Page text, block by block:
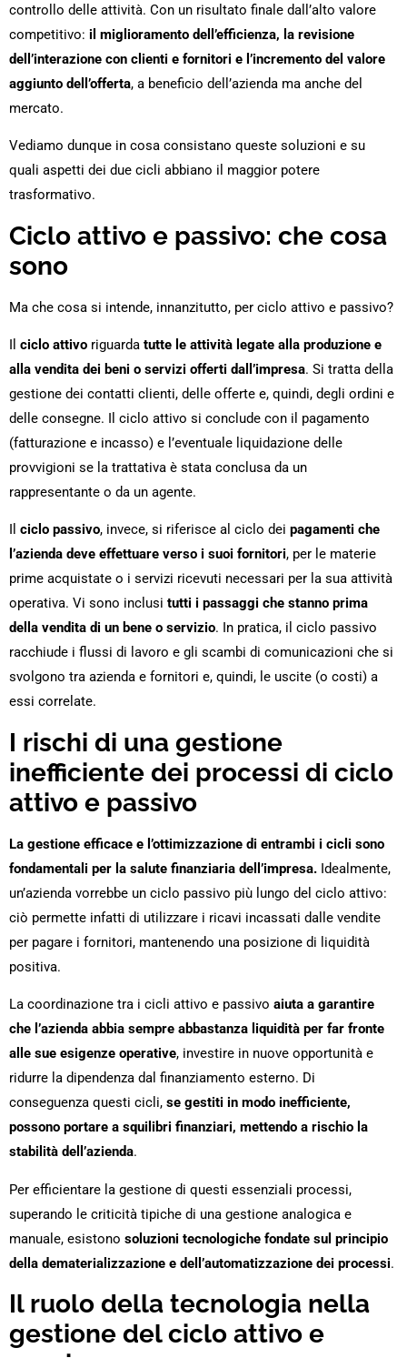
controllo delle attività. Con un risultato finale dall’alto valore
competitivo: il miglioramento dell’efficienza, la revisione
dell’interazione con clienti e fornitori e l’incremento del valore
aggiunto dell’offerta, a beneficio dell’azienda ma anche del
mercato.
Vediamo dunque in cosa consistano queste soluzioni e su
quali aspetti dei due cicli abbiano il maggior potere
trasformativo.
Ciclo attivo e passivo: che cosa
sono
Ma che cosa si intende, innanzitutto, per ciclo attivo e passivo?
Il ciclo attivo riguarda tutte le attività legate alla produzione e
alla vendita dei beni o servizi offerti dall’impresa. Si tratta della
gestione dei contatti clienti, delle offerte e, quindi, degli ordini e
delle consegne. Il ciclo attivo si conclude con il pagamento
(fatturazione e incasso) e l’eventuale liquidazione delle
provvigioni se la trattativa è stata conclusa da un
rappresentante o da un agente.
ciclo passivo, invece, si riferisce al ciclo dei pagamenti che
l’azienda deve effettuare verso i suoi fornitori, per le materie
prime acquistate o i servizi ricevuti necessari per la sua attività
operativa. Vi sono inclusi tutti i passaggi che stanno prima
della vendita di un bene o servizio. In pratica, il ciclo passivo
racchiude i flussi di lavoro e gli scambi di comunicazioni che si
svolgono tra azienda e fornitori e, quindi, le uscite (o costi) a
essi correlate.
I rischi di una gestione
inefficiente dei processi di ciclo
attivo e passivo
La gestione efficace e l’ottimizzazione di entrambi i cicli sono
fondamentali per la salute finanziaria dell’impresa. Idealmente,
un’azienda vorrebbe un ciclo passivo più lungo del ciclo attivo:
ciò permette infatti di utilizzare i ricavi incassati dalle vendite
per pagare i fornitori, mantenendo una posizione di liquidità
positiva.
La coordinazione tra i cicli attivo e passivo aiuta a garantire
che l’azienda abbia sempre abbastanza liquidità per far fronte
alle sue esigenze operative, investire in nuove opportunità e
ridurre la dipendenza dal finanziamento esterno. Di
conseguenza questi cicli, se gestiti in modo inefficiente,
possono portare a squilibri finanziari, mettendo a rischio la
stabilità dell’azienda.
Per efficientare la gestione di questi essenziali processi,
superando le criticità tipiche di una gestione analogica e
manuale, esistono soluzioni tecnologiche fondate sul principio
della dematerializzazione e dell’automatizzazione dei processi.
Il ruolo della tecnologia nella
gestione del ciclo attivo e